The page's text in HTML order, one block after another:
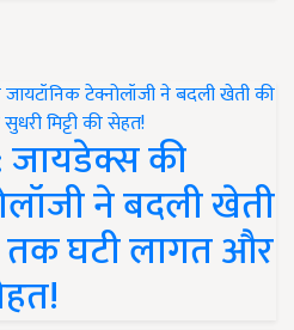
जायडेक्स की
ने बदली खेती
तक घटी लागत और